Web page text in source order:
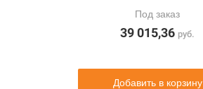
Под заказ
39 015,36 руб.
Добавить в корзину